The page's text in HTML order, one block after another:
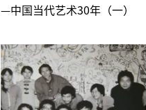
—中国当代艺术30年（一）